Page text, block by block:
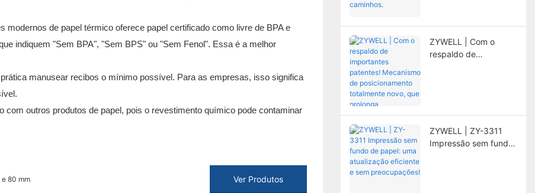
modernos de papel térmico oferece papel certificado como livre de BPA e
indiquem "Sem BPA", "Sem BPS" ou "Sem Fenol". Essa é a melhor
manusear recibos o mínimo possível. Para as empresas, isso significa
outros produtos de papel, pois o revestimento químico pode contaminar
80 mm Ver Produtos
ZYWELL | Com o
respaldo de
prolonga
significativamente a
vida útil da
ZYWELL | ZY-3311
Impressão sem fundo